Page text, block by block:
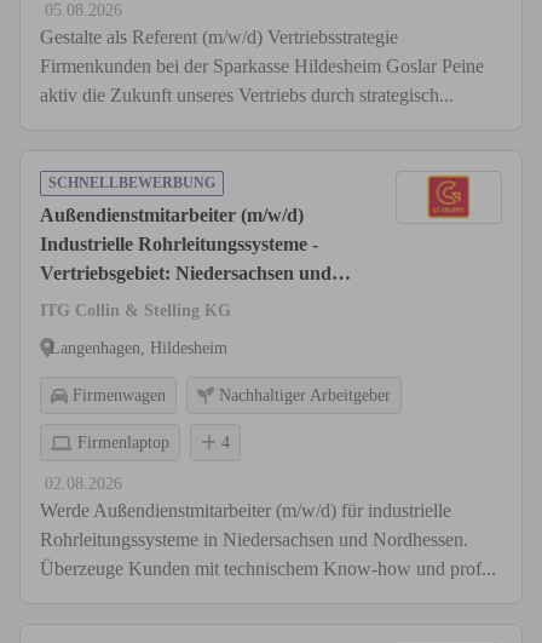
05.08.2026
Gestalte als Referent (m/w/d) Vertriebsstrategie
Firmenkunden bei der Sparkasse Hildesheim Goslar Peine
aktiv die Zukunft unseres Vertriebs durch strategisch...
SCHNELLBEWERBUNG
Außendienstmitarbeiter (m/w/d)
Industrielle Rohrleitungssysteme -
Vertriebsgebiet: Niedersachsen und
Nordhessen
ITG Collin & Stelling KG
Langenhagen, Hildesheim
Firmenwagen Nachhaltiger Arbeitgeber
Firmenlaptop 4
02.08.2026
Werde Außendienstmitarbeiter (m/w/d) für industrielle
Rohrleitungssysteme in Niedersachsen und Nordhessen.
Überzeuge Kunden mit technischem Know-how und prof...